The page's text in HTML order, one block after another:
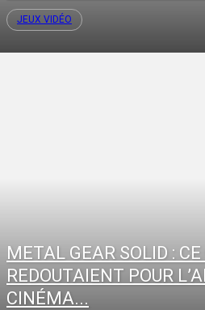
JEUX VIDÉO
METAL GEAR SOLID :
REDOUTAIENT POUR
CINÉMA...